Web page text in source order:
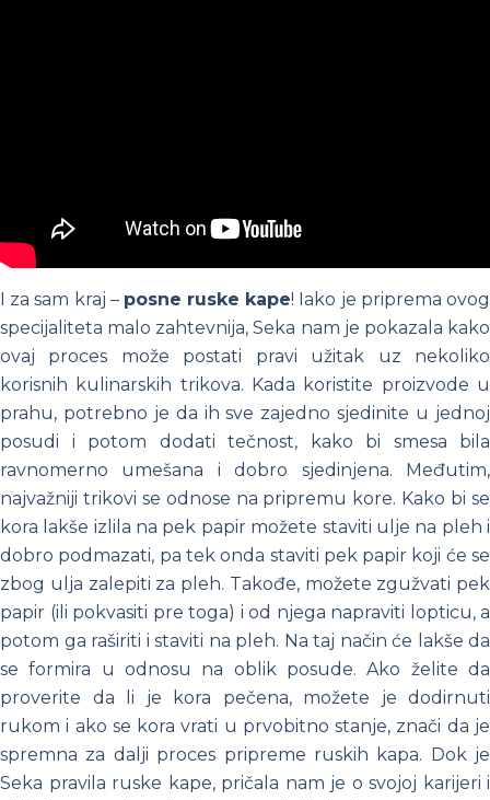
I za sam kraj – posne ruske kape! Iako je priprema ovog
specijaliteta malo zahtevnija, Seka nam je pokazala kako
ovaj proces može postati pravi užitak uz nekoliko
korisnih kulinarskih trikova. Kada koristite proizvode u
prahu, potrebno je da ih sve zajedno sjedinite u jednoj
posudi i potom dodati tečnost, kako bi smesa bila
ravnomerno umešana i dobro sjedinjena. Međutim,
najvažniji trikovi se odnose na pripremu kore. Kako bi se
kora lakše izlila na pek papir možete staviti ulje na pleh i
dobro podmazati, pa tek onda staviti pek papir koji će se
zbog ulja zalepiti za pleh. Takođe, možete zgužvati pek
papir (ili pokvasiti pre toga) i od njega napraviti lopticu, a
potom ga raširiti i staviti na pleh. Na taj način će lakše da
se formira u odnosu na oblik posude. Ako želite da
proverite da li je kora pečena, možete je dodirnuti
rukom i ako se kora vrati u prvobitno stanje, znači da je
spremna za dalji proces pripreme ruskih kapa. Dok je
Seka pravila ruske kape, pričala nam je o svojoj karijeri i